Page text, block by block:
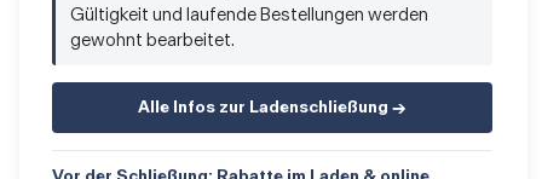
Gültigkeit und laufende Bestellungen werden
gewohnt bearbeitet.
Alle Infos zur Ladenschließung →